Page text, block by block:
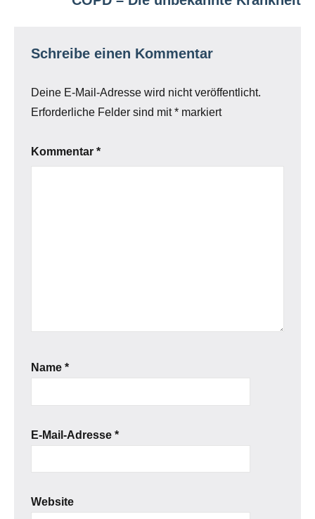
Schreibe einen Kommentar
Deine E-Mail-Adresse wird nicht veröffentlicht.
Erforderliche Felder sind mit* markiert
Kommentar *
Name *
E-Mail-Adresse *
Website